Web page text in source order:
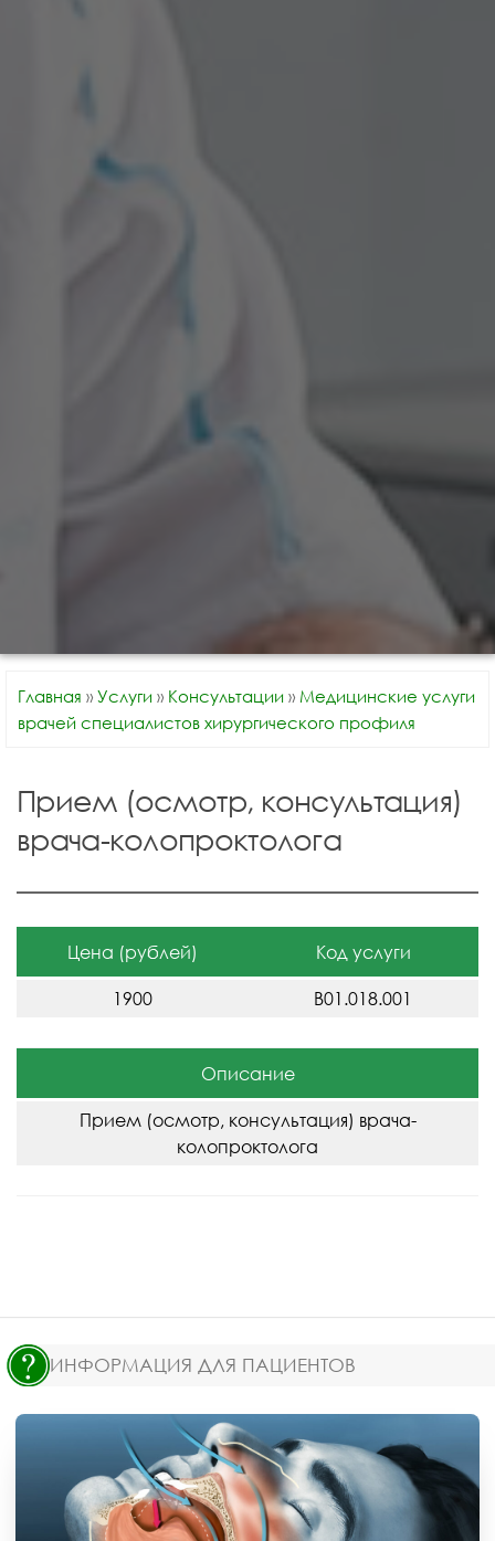
Главная » Услуги » Консультации » Медицинские услуги
врачей специалистов хирургического профиля
Прием (осмотр, консультация)
врача-колопроктолога
Цена (рублей) Код услуги
1900 В01.018.001
Описание
Прием (осмотр, консультация) врача-
колопроктолога
ИНФОРМАЦИЯ ДЛЯ ПАЦИЕНТОВ